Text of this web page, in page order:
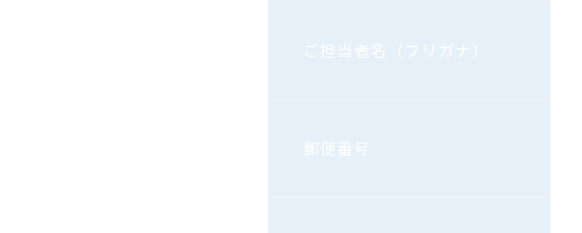
ご担当者名（フリガナ）
郵便番号